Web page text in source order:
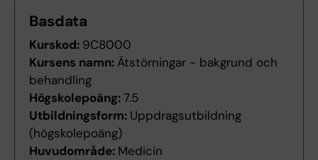
Basdata
Kurskod: 9C8000
Kursens namn: Ätstörningar - bakgrund och
behandling
Högskolepoäng:7.5
Utbildningsform: Uppdragsutbildning
(högskolepoäng)
Huvudområde: Medicin